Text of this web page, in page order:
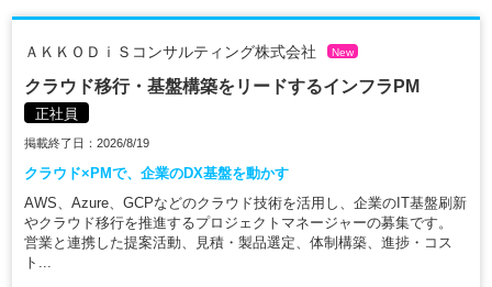
ＡＫＫＯＤｉＳコンサルティング株式会社 New
クラウド移行・基盤構築をリードするインフラPM
正社員
掲載終了日：2026/8/19
クラウド×PMで、企業のDX基盤を動かす
AWS、Azure、GCPなどのクラウド技術を活用し、企業のIT基盤刷新
やクラウド移行を推進するプロジェクトマネージャーの募集です。
営業と連携した提案活動、見積・製品選定、体制構築、進捗・コス
ト...